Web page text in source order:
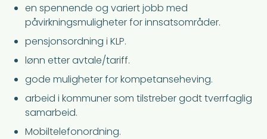
en spennende og variert jobb med
påvirkningsmuligheter for innsatsområder.
pensjonsordning i KLP.
lønn etter avtale/tariff.
gode muligheter for kompetanseheving.
arbeid i kommuner som tilstreber godt tverrfaglig
samarbeid.
Mobiltelefonordning.